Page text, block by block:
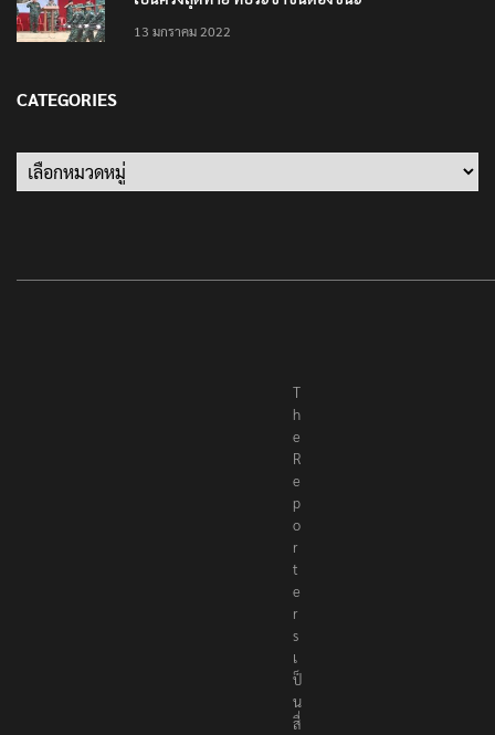
13 มกราคม 2022
CATEGORIES
Categories
T
h
e
R
e
p
o
r
t
e
r
s
เ
ป็
น
สื่